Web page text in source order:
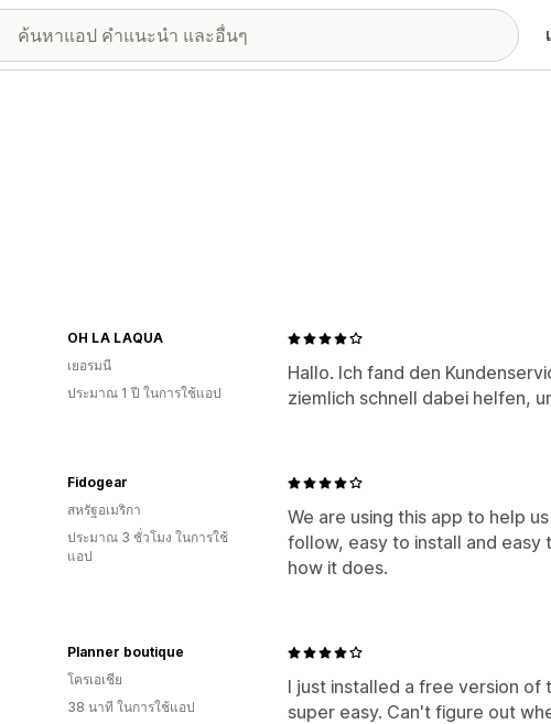
Hallo. Ich fand den
ziemlich schnell dabei helfen,
OH LA LAQUA
เยอรมนี
ประมาณ 1 ปี ในการใช้แอป
We are using this app to help
follow, easy to install and easy
how it does.
Fidogear
สหรัฐอเมริกา
ประมาณ 3 ชั่วโมง ในการใช้
แอป
I just installed a free version of
super easy. Can't figure out
Planner boutique
โครเอเชีย
38 นาที ในการใช้แอป